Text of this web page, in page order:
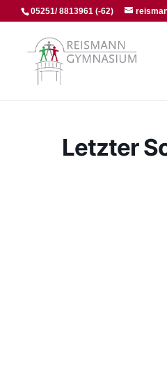
05251/ 8813961 (-62)
Letzter